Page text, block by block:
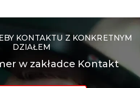
KONTAKTU Z KONKRETNYM
DZIAŁEM
w zakładce Kontakt